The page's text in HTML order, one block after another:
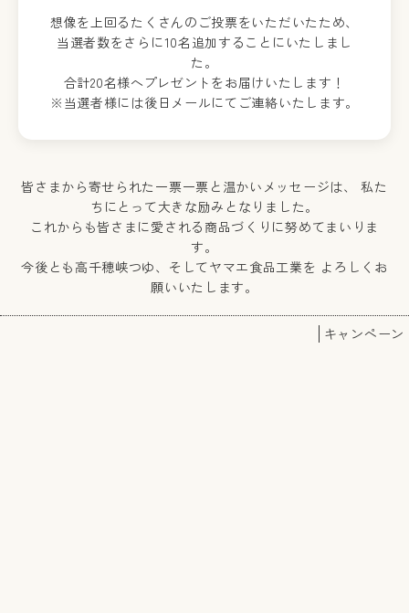
想像を上回るたくさんのご投票をいただいたため、
当選者数をさらに10名追加することにいたしまし
た。
合計20名様へプレゼントをお届けいたします！
※当選者様には後日メールにてご連絡いたします。
皆さまから寄せられた一票一票と温かいメッセージは、 私た
ちにとって大きな励みとなりました。
これからも皆さまに愛される商品づくりに努めてまいりま
す。
今後とも高千穂峡つゆ、そしてヤマエ食品工業を よろしくお
願いいたします。
キャンペーン